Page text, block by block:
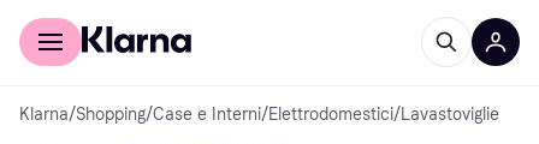
Per il tuo shopping
Klarna/Shopping/Case e Interni/Elettrodomestici/Lavastoviglie